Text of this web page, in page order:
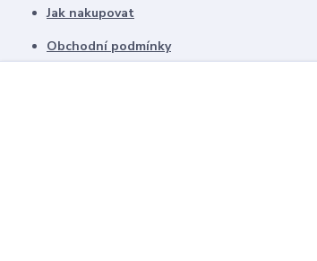
Jak nakupovat
Obchodní podmínky